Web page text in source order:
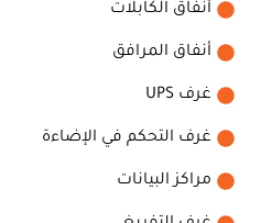
أنفاق الكابلات
أنفاق المرافق
غرف UPS
غرف التحكم في الإضاءة
مراكز البيانات